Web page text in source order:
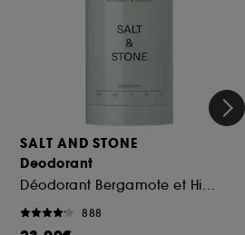
SALT AND STONE
Deodorant
Déodorant Bergamote et Hinoki
888